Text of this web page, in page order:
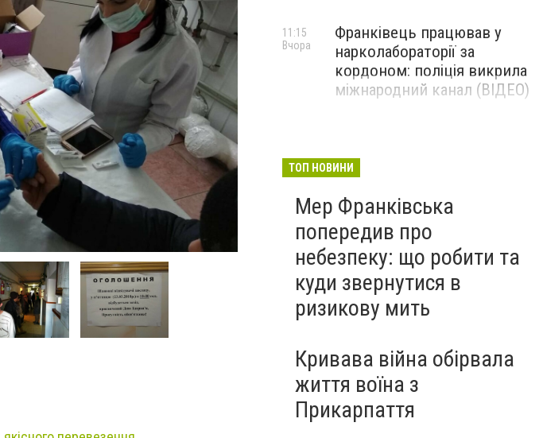
Франківець працював у
нарколабораторії за
кордоном: поліція викрила
міжнародний канал (ВІДЕО)
11:15
Вчора
ТОП НОВИНИ
Мер Франківська
попередив про
небезпеку: що робити та
куди звернутися в
ризикову мить
Кривава війна обірвала
життя воїна з
Прикарпаття